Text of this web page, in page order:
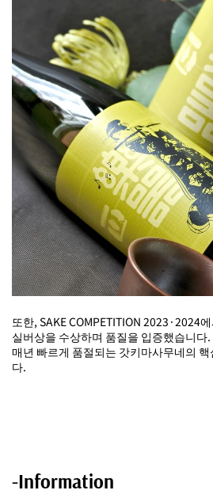
또한, SAKE COMPETITION 2023·2024
실버상을 수상하며 품질을 입증했습니다.
매년 빠르게 품절되는 갓키마사무네의
다.
-Information